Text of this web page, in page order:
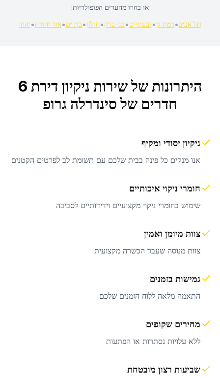
או בחרו מהערים הפופולריות:
תל אביב•רמת גן•גבעתיים•בני ברק•חולון•בת ים•אור יהודה•יהוד
היתרונות של שירות
ניקיון דירת 6
חדרים של סינדרלה גרופ
ניקיון יסודי ומקיף
אנו מנקים כל פינה בבית שלכם עם תשומת לב לפרטים הקטנים
חומרי ניקוי איכותיים
שימוש בחומרי ניקוי מקצועיים וידידותיים לסביבה
צוות מיומן ואמין
צוות מנוסה שעבר הכשרה מקצועית
גמישות בזמנים
התאמה מלאה ללוח הזמנים שלכם
מחירים שקופים
ללא עלויות נסתרות או הפתעות
שביעות רצון מובטחת